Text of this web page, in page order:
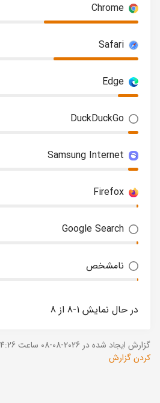
Chrome
Safari
Edge
DuckDuckGo
Samsung Internet
Firefox
Google Search
نامشخص
در حال نمایش 1-8 از 8
گزارش ایجاد شده در 2026-08-08 ساعت 15:14:26 (UTC +03:30).
کردن گزارش